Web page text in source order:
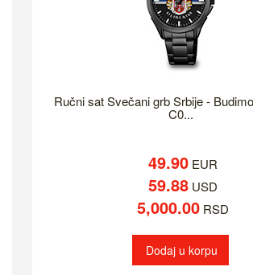
Ručni sat Svečani grb Srbije -
C0...
49.90EUR
59.88USD
5,000.00RSD
Dodaj u korpu